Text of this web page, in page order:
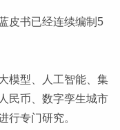
皮书已经连续编制5
模型、人工智能、集
民币、数字孪生城市
行专门研究。